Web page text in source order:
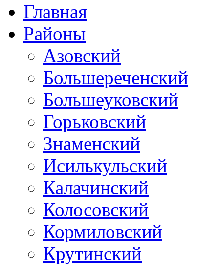
Главная
Районы
Азовский
Большереченский
Большеуковский
Горьковский
Знаменский
Исилькульский
Калачинский
Колосовский
Кормиловский
Крутинский